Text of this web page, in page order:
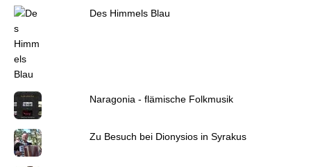
Des Himmels Blau
Naragonia - flämische Folkmusik
Zu Besuch bei Dionysios in Syrakus